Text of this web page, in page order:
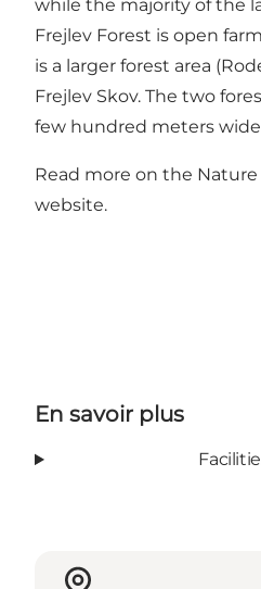
while the majority of the
Frejlev Forest is open
is a larger forest area
Frejlev Skov. The two
few hundred meters
Read more on the
website.
En savoir plus